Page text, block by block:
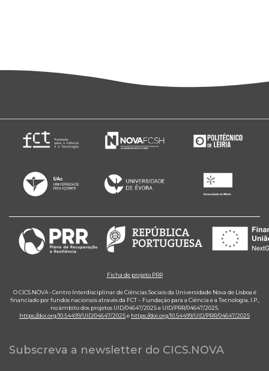
Ficha de projeto PRR
O CICS.NOVA - Centro Interdisciplinar de Ciências Sociais da Universidade Nova de Lisboa é
financiado por fundos nacionais através da FCT – Fundação para a Ciência e a Tecnologia, I.P.,
no âmbito dos projetos UID/04647/2025 e UID/PRR/04647/2025.
https://doi.org/10.54499/UID/04647/2025e https://doi.org/10.54499/UID/PRR/04647/2025
Subscreva a newsletter do CICS.NOVA